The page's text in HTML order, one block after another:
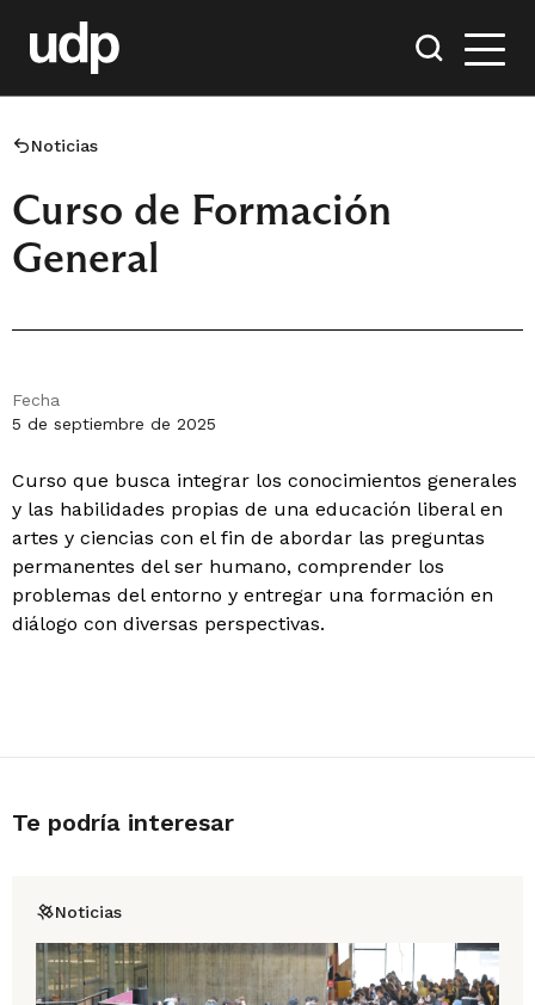
Noticias
Curso de Formación
General
Fecha
5 de septiembre de 2025
Curso que busca integrar los conocimientos generales
y las habilidades propias de una educación liberal en
artes y ciencias con el fin de abordar las preguntas
permanentes del ser humano, comprender los
problemas del entorno y entregar una formación en
diálogo con diversas perspectivas.
Te podría interesar
Noticias